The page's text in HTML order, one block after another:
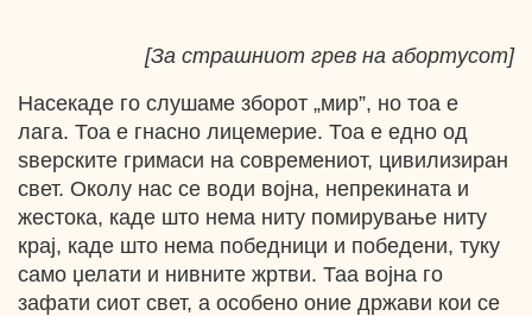
[За страшниот грев на абортусот]
Насекаде го слушаме зборот „мир”, но тоа е
лага. Тоа е гнасно лицемерие. Тоа е едно од
ѕверските гримаси на современиот, цивилизиран
свет. Околу нас се води војна, непрекината и
жестока, каде што нема ниту помирување ниту
крај, каде што нема победници и победени, туку
само џелати и нивните жртви. Таа војна го
зафати сиот свет, а особено оние држави кои се